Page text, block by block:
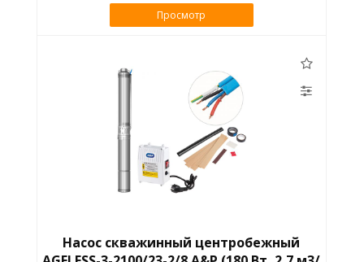
Просмотр
Насос скважинный центробежный